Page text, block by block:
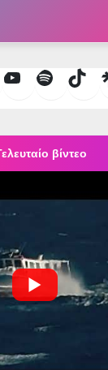
YouTubeSpotifyTikTok
βίντεο